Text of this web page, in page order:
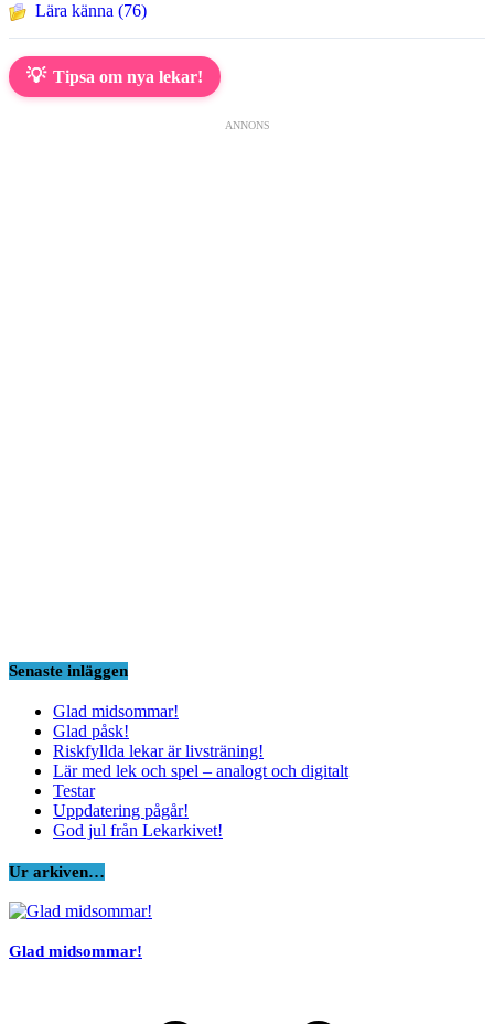
Lära känna (76)
💡 Tipsa om nya lekar!
ANNONS
Senaste inläggen
Glad midsommar!
Glad påsk!
Riskfyllda lekar är livsträning!
Lär med lek och spel – analogt och digitalt
Testar
Uppdatering pågår!
God jul från Lekarkivet!
Ur arkiven…
Glad midsommar!